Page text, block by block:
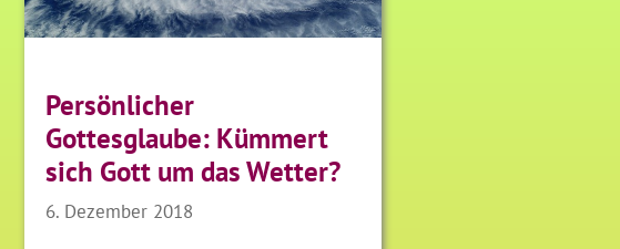
Persönlicher
Gottesglaube: Kümmert
sich Gott um das Wetter?
6. Dezember 2018